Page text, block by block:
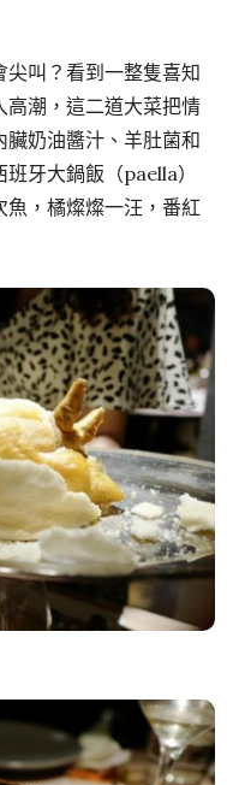
叫？看到一整隻喜知
高潮，這二道大菜把情
奶油醬汁、羊肚菌和
牙大鍋飯（paella）
魚，橘燦燦一汪，番紅